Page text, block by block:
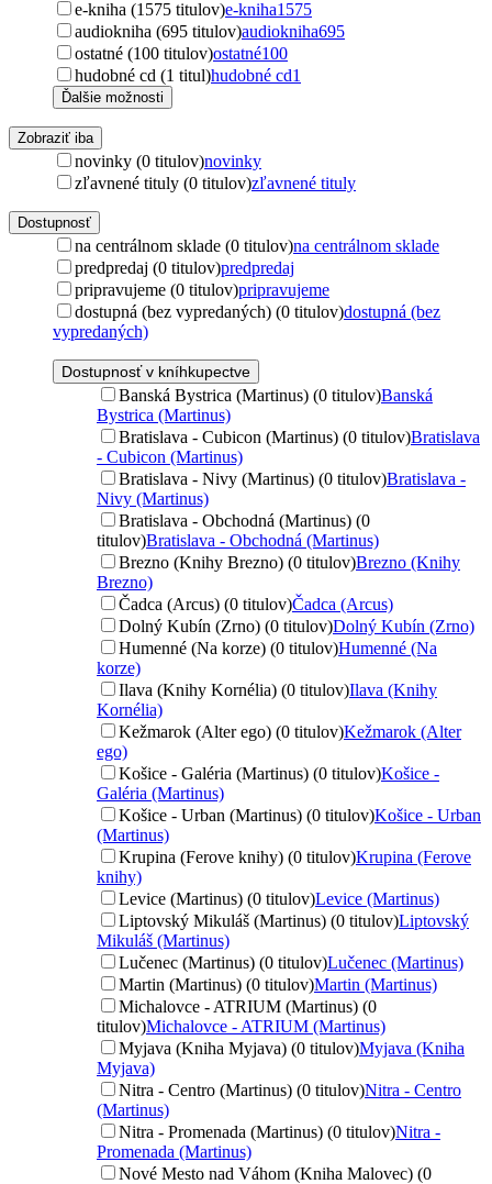
e-kniha (1575 titulov)e-kniha1575
audiokniha (695 titulov)audiokniha695
ostatné (100 titulov)ostatné100
hudobné cd (1 titul)hudobné cd1
Ďalšie možnosti
Zobraziť iba
novinky (0 titulov)novinky
zľavnené tituly (0 titulov)zľavnené tituly
Dostupnosť
na centrálnom sklade (0 titulov)na centrálnom sklade
predpredaj (0 titulov)predpredaj
pripravujeme (0 titulov)pripravujeme
dostupná (bez vypredaných) (0 titulov)dostupná (bez
vypredaných)
Dostupnosť v kníhkupectve
Banská Bystrica (Martinus) (0 titulov)Banská
Bystrica (Martinus)
Bratislava - Cubicon (Martinus) (0 titulov)Bratislava
- Cubicon (Martinus)
Bratislava - Nivy (Martinus) (0 titulov)Bratislava -
Nivy (Martinus)
Bratislava - Obchodná (Martinus) (0
titulov)Bratislava - Obchodná (Martinus)
Brezno (Knihy Brezno) (0 titulov)Brezno (Knihy
Brezno)
Čadca (Arcus) (0 titulov)Čadca (Arcus)
Dolný Kubín (Zrno) (0 titulov)Dolný Kubín (Zrno)
Humenné (Na korze) (0 titulov)Humenné (Na
korze)
Ilava (Knihy Kornélia) (0 titulov)Ilava (Knihy
Kornélia)
Kežmarok (Alter ego) (0 titulov)Kežmarok (Alter
ego)
Košice - Galéria (Martinus) (0 titulov)Košice -
Galéria (Martinus)
Košice - Urban (Martinus) (0 titulov)Košice - Urban
(Martinus)
Krupina (Ferove knihy) (0 titulov)Krupina (Ferove
knihy)
Levice (Martinus) (0 titulov)Levice (Martinus)
Liptovský Mikuláš (Martinus) (0 titulov)Liptovský
Mikuláš (Martinus)
Lučenec (Martinus) (0 titulov)Lučenec (Martinus)
Martin (Martinus) (0 titulov)Martin (Martinus)
Michalovce - ATRIUM (Martinus) (0
titulov)Michalovce - ATRIUM (Martinus)
Myjava (Kniha Myjava) (0 titulov)Myjava (Kniha
Myjava)
Nitra - Centro (Martinus) (0 titulov)Nitra - Centro
(Martinus)
Nitra - Promenada (Martinus) (0 titulov)Nitra -
Promenada (Martinus)
Nové Mesto nad Váhom (Kniha Malovec) (0